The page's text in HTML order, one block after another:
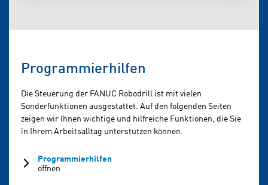
Programmierhilfen
Die Steuerung der FANUC Robodrill ist mit vielen
Sonderfunktionen ausgestattet. Auf den folgenden Seiten
zeigen wir Ihnen wichtige und hilfreiche Funktionen, die Sie
in Ihrem Arbeitsalltag unterstützen können.
Programmierhilfen
öffnen